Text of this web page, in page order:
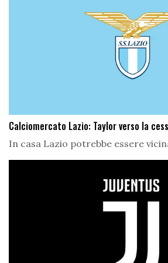
Calciomercato Lazio: Taylor verso la
In casa Lazio potrebbe essere